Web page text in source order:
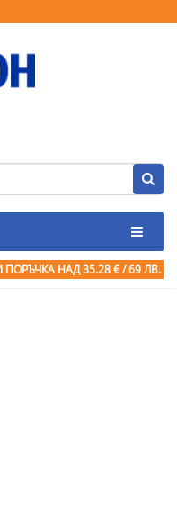
ПОРЪЧКА НАД 35.28 € / 69 ЛВ.